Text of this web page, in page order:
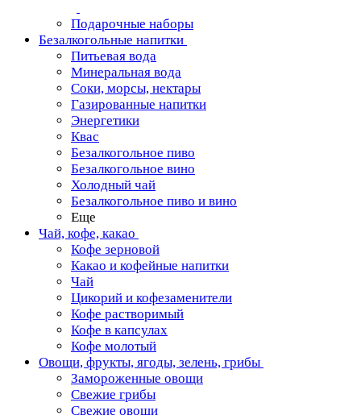
Подарочные наборы
Безалкогольные напитки
Питьевая вода
Минеральная вода
Соки, морсы, нектары
Газированные напитки
Энергетики
Квас
Безалкогольное пиво
Безалкогольное вино
Холодный чай
Безалкогольное пиво и вино
Еще
Чай, кофе, какао
Кофе зерновой
Какао и кофейные напитки
Чай
Цикорий и кофезаменители
Кофе растворимый
Кофе в капсулах
Кофе молотый
Овощи, фрукты, ягоды, зелень, грибы
Замороженные овощи
Свежие грибы
Свежие овощи